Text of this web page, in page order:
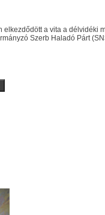
a vita a
Szerb Haladó Párt